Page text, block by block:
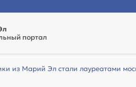
портал
из Марий Эл стали лауреатами